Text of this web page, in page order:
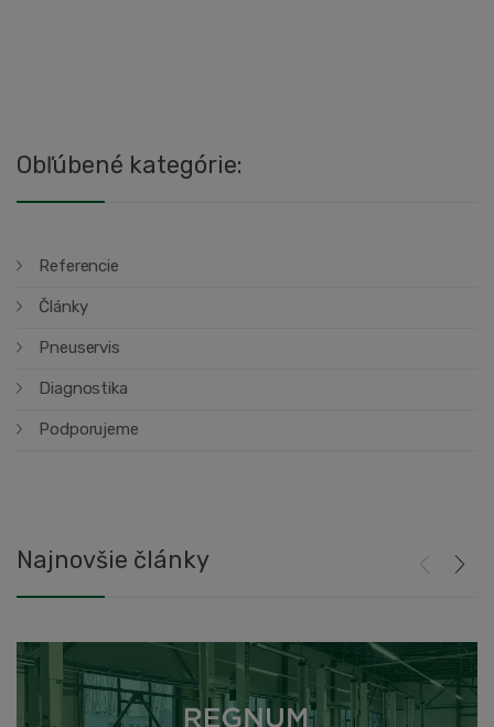
Obľúbené kategórie:
Referencie
Články
Pneuservis
Diagnostika
Podporujeme
Najnovšie články